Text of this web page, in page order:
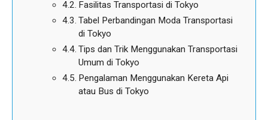
Fasilitas Transportasi di Tokyo
Tabel Perbandingan Moda Transportasi
di Tokyo
Tips dan Trik Menggunakan Transportasi
Umum di Tokyo
Pengalaman Menggunakan Kereta Api
atau Bus di Tokyo